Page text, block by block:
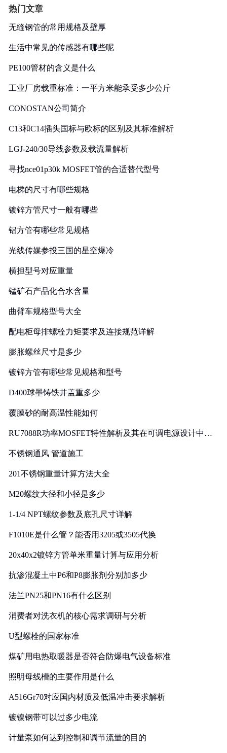
热门文章
无缝钢管的常用规格及壁厚
生活中常见的传感器有哪些呢
PE100管材的含义是什么
工业厂房载重标准：一平方米能承受多少公斤
CONOSTAN公司简介
C13和C14插头国标与欧标的区别及其标准解析
LGJ-240/30导线参数及载流量解析
寻找nce01p30k MOSFET管的合适替代型号
电梯的尺寸有哪些规格
镀锌方管尺寸一般有哪些
铝方管有哪些常见规格
光线传媒参投三国的星空爆冷
横担型号对应重量
锰矿石产品化合水含量
曲臂车规格型号大全
配电柜母排螺栓力矩要求及连接规范详解
膨胀螺丝尺寸是多少
镀锌方管有哪些常见规格和型号
D400球墨铸铁井盖重多少
覆膜砂的耐高温性能如何
RU7088R功率MOSFET特性解析及其在可调电源设计中的
不锈钢通风 管道施工
201不锈钢重量计算方法大全
M20螺纹大径和小径是多少
1-1/4 NPT螺纹参数及底孔尺寸详解
F1010E是什么管？能否用3205或3505代换
20x40x2镀锌方管单米重量计算与应用分析
抗渗混凝土中P6和P8膨胀剂分别加多少
法兰PN25和PN16有什么区别
消费者对洗衣机的核心需求调研与分析
U型螺栓的国家标准
煤矿用电热取暖器是否符合防爆电气设备标准
照明母线槽的主要作用是什么
A516Gr70对应国内材质及低温冲击要求解析
镀镍钢带可以过多少电流
计量泵如何达到控制和调节流量的目的